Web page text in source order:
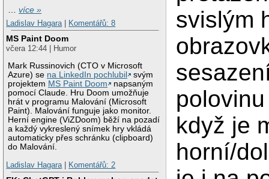
…více »
Ladislav Hagara
Komentářů: 8
MS Paint Doom
včera 12:44 | Humor
Mark Russinovich (CTO v Microsoft
Azure) se na LinkedIn pochlubil
svým
projektem MS Paint Doom
napsaným
pomocí Claude. Hru Doom umožňuje
hrát v programu Malování (Microsoft
Paint). Malování funguje jako monitor.
Herní engine (ViZDoom) běží na pozadí
a každý vykreslený snímek hry vkládá
automaticky přes schránku (clipboard)
do Malování.
Ladislav Hagara
Komentářů: 2
svislým
když je
horní/